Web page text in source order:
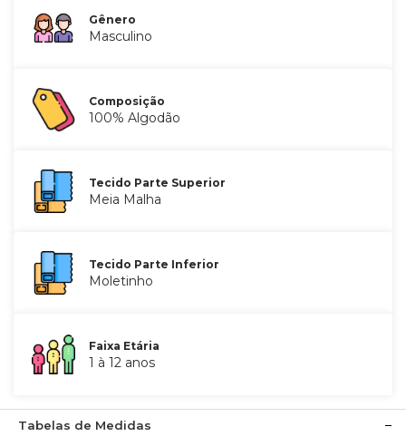
Gênero
Masculino
Composição
100% Algodão
Tecido Parte Superior
Meia Malha
Tecido Parte Inferior
Moletinho
Faixa Etária
1 à 12 anos
Tabelas de Medidas